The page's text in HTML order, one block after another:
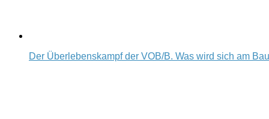
Der Überlebenskampf der VOB/B. Was wird sich am